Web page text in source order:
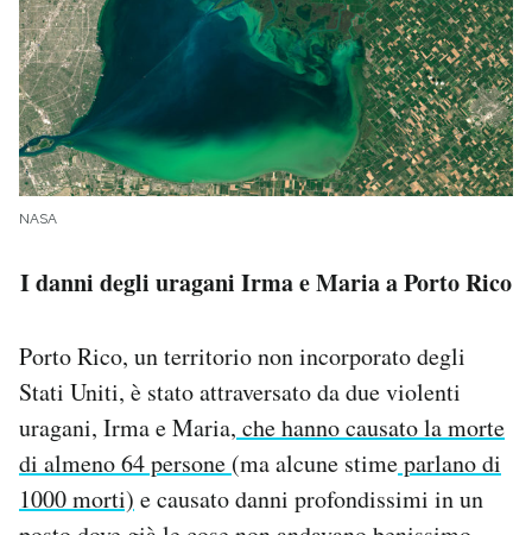
NASA
I danni degli uragani Irma e Maria a Porto Rico
Porto Rico, un territorio non incorporato degli
Stati Uniti, è stato attraversato da due violenti
uragani, Irma e Maria, che hanno causato la morte
di almeno 64 persone (ma alcune stimeparlano di
1000 morti) e causato danni profondissimi in un